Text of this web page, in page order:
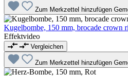
Zum Merkzettel hinzufügen
Kugelbombe, 150 mm, brocade crown
Effektvideo
Vergleichen
Zum Merkzettel hinzufügen